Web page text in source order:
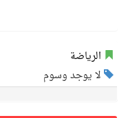
الرياضة
لا يوجد وسوم